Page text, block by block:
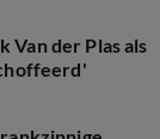
Van der Plas als